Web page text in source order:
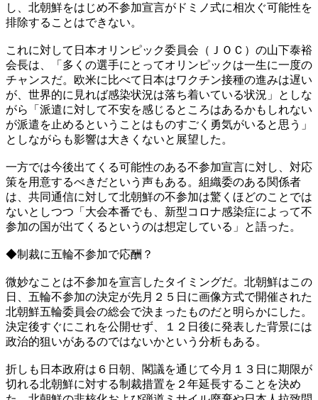
し、北朝鮮をはじめ不参加宣言がドミノ式に相次ぐ可能性を
排除することはできない。
これに対して日本オリンピック委員会（ＪＯＣ）の山下泰裕
会長は、「多くの選手にとってオリンピックは一生に一度の
チャンスだ。欧米に比べて日本はワクチン接種の進みは遅い
が、世界的に見れば感染状況は落ち着いている状況」としな
がら「派遣に対して不安を感じるところはあるかもしれない
が派遣を止めるということはものすごく勇気がいると思う」
としながらも影響は大きくないと展望した。
一方では今後出てくる可能性のある不参加宣言に対し、対応
策を用意するべきだという声もある。組織委のある関係者
は、共同通信に対して北朝鮮の不参加は驚くほどのことでは
ないとしつつ「大会本番でも、新型コロナ感染症によって不
参加の国が出てくるというのは想定している」と語った。
◆制裁に五輪不参加で応酬？
微妙なことは不参加を宣言したタイミングだ。北朝鮮はこの
日、五輪不参加の決定が先月２５日に画像方式で開催された
北朝鮮五輪委員会の総会で決まったものだと明らかにした。
決定後すぐにこれを公開せず、１２日後に発表した背景には
政治的狙いがあるのではないかという分析もある。
折しも日本政府は６日朝、閣議を通じて今月１３日に期限が
切れる北朝鮮に対する制裁措置を２年延長することを決め